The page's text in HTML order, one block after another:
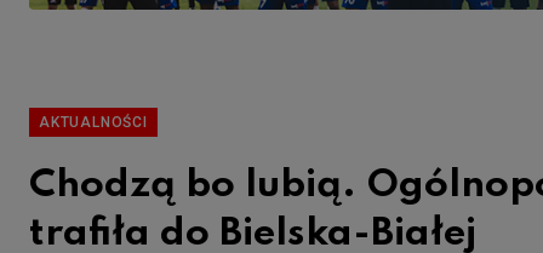
AKTUALNOŚCI
Chodzą bo lubią.
trafiła do Bielska-Białej